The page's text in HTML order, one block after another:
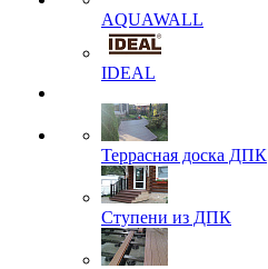
AQUAWALL
IDEAL
Террасная доска ДПК
Ступени из ДПК